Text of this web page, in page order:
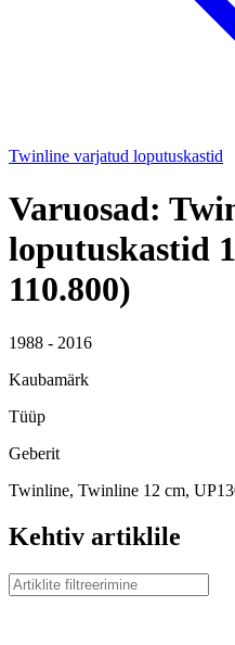
Twinline varjatud loputuskastid
Varuosad:
loputuskastid
110.800)
1988 - 2016
Kaubamärk
Tüüp
Geberit
Twinline, Twinline 12 cm,
Kehtiv artiklile